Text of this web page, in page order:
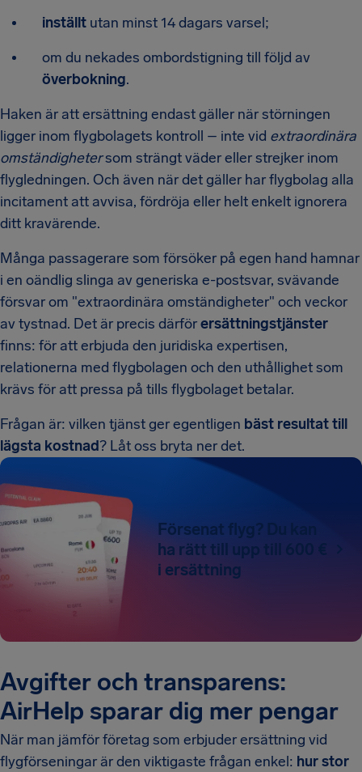
inställt utan minst 14 dagars varsel;
om du nekades ombordstigning till följd av
överbokning.
Haken är att ersättning endast gäller när störningen
ligger inom flygbolagets kontroll – inte vid extraordinära
omständighetersom strängt väder eller strejker inom
flygledningen. Och även när det gäller har flygbolag alla
incitament att avvisa, fördröja eller helt enkelt ignorera
ditt kravärende.
Många passagerare som försöker på egen hand hamnar
i en oändlig slinga av generiska e-postsvar, svävande
försvar om "extraordinära omständigheter" och veckor
av tystnad. Det är precis därförersättningstjänster
finns: för att erbjuda den juridiska expertisen,
relationerna med flygbolagen och den uthållighet som
krävs för att pressa på tills flygbolaget betalar.
Frågan är: vilken tjänst ger egentligen bäst resultat till
lägsta kostnad? Låt oss bryta ner det.
Försenat flyg? Du kan
ha rätt till upp till 600 €
i ersättning
Avgifter och transparens:
AirHelp sparar dig mer pengar
När man jämför företag som erbjuder ersättning vid
flygförseningar är den viktigaste frågan enkel: hur stor